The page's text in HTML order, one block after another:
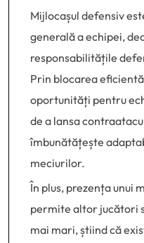
Mijlocașul defensiv
generală a echipei,
responsabilitățile
Prin blocarea
oportunități pentru
de a lansa
îmbunătățește
meciurilor.
În plus, prezența unui
permite altor jucători
mai mari, știind că